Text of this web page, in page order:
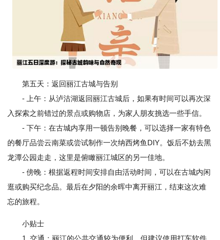
第五天：返回丽江古城与告别
- 上午：从泸沽湖返回丽江古城后，如果有时间可以再次深
入探索之前错过的景点或购物店，为家人朋友挑选一些手信。
- 下午：在古城内享用一顿告别晚餐，可以选择一家有特色
的餐厅品尝云南菜或尝试制作一次纳西烤鱼DIY。饭后不妨去黑
龙潭公园走走，这里是俯瞰丽江城区的另一佳地。
- 傍晚：根据返程时间安排自由活动时间，可以在古城内闲
逛或购买纪念品。最后在夕阳的余晖中离开丽江，结束这次难
忘的旅程。
小贴士
1. 交通：丽江的公共交通较为便利，但建议使用打车软件